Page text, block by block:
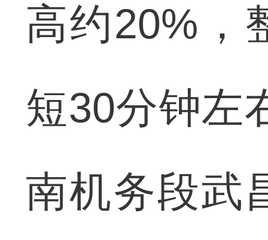
高约20%，
短30分钟左
南机务段武